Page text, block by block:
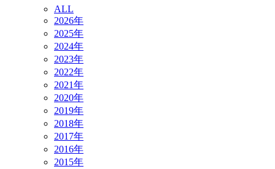
ALL
2026年
2025年
2024年
2023年
2022年
2021年
2020年
2019年
2018年
2017年
2016年
2015年